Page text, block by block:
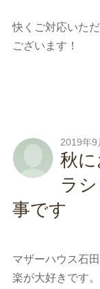
快くご対応いた
ございます！
2019年9
秋
ラ
事です
マザーハウス石
楽が大好きです。